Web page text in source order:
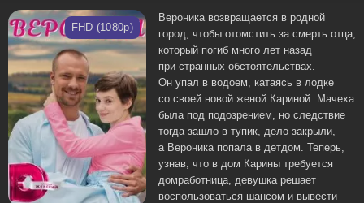
FHD (1080p)
Вероника возвращается в родной
город, чтобы отомстить за смерть отца,
который погиб много лет назад
при странных обстоятельствах.
Он упал в водоем, катаясь в лодке
со своей новой женой Кариной. Мачеха
была под подозрением, но следствие
тогда зашло в тупик, дело закрыли,
а Вероника попала в детдом. Теперь,
узнав, что в дом Карины требуется
домработница, девушка решает
воспользоваться шансом и вывести